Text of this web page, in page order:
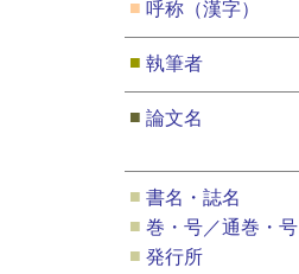
■ 呼称（漢字）
■ 執筆者
■ 論文名
■ 書名・誌名
■ 巻・号／通巻・号
■ 発行所